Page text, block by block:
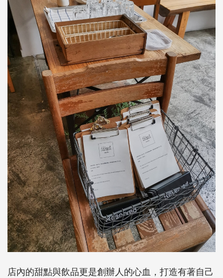
店內的甜點與飲品更是創辦人的心血，打造有著自己